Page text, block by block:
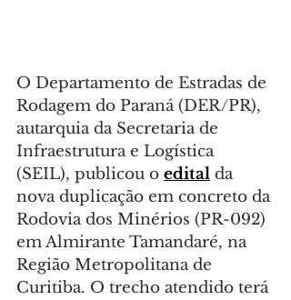
O Departamento de Estradas de
Rodagem do Paraná (DER/PR),
autarquia da Secretaria de
Infraestrutura e Logística
(SEIL), publicou o edital da
nova duplicação em concreto da
Rodovia dos Minérios (PR-092)
em Almirante Tamandaré, na
Região Metropolitana de
Curitiba. O trecho atendido terá